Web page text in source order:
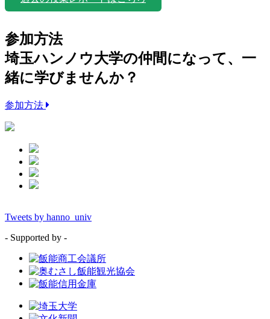
参加方法
埼玉ハンノウ大学の仲間になって、一
緒に学びませんか？
参加方法
Tweets by hanno_univ
- Supported by -